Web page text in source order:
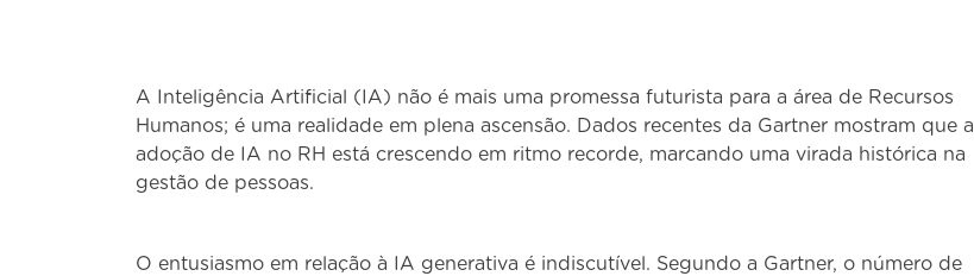
A Inteligência Artificial (IA) não é mais uma promessa futurista para a área de Recursos
Humanos; é uma realidade em plena ascensão. Dados recentes da Gartner mostram que a
adoção de IA no RH está crescendo em ritmo recorde, marcando uma virada histórica na
gestão de pessoas.
O entusiasmo em relação à IA generativa é indiscutível. Segundo a Gartner, o número de